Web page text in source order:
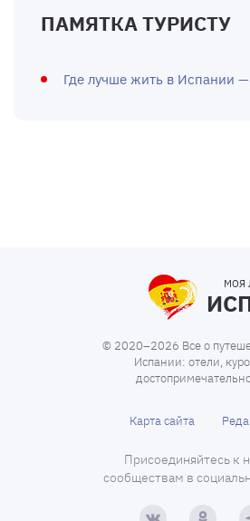
ПАМЯТКА ТУРИСТУ
Где лучше жить в Испании
МОЯ
© 2020–2026 Все о
Испании: отели,
Карта сайта
Присоединяйтесь к
сообществам в